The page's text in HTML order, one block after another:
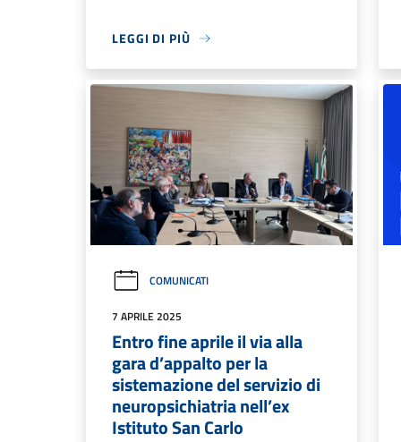
LEGGI DI PIÙ
COMUNICATI
7 APRILE 2025
Entro fine aprile il via alla
gara d’appalto per la
sistemazione del servizio di
neuropsichiatria nell’ex
Istituto San Carlo